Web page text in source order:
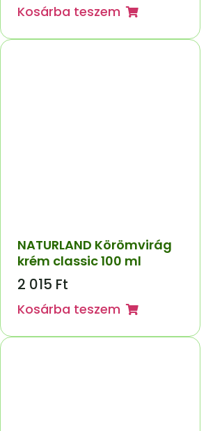
Kosárba teszem
NATURLAND Körömvirág
krém classic 100 ml
2 015 Ft
Kosárba teszem